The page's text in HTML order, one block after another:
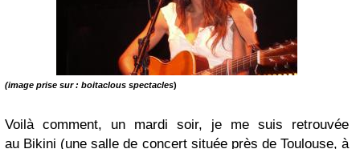
(image prise sur : boitaclous spectacles)
Voilà comment, un mardi soir, je me suis retrouvée
au Bikini (une salle de concert située près de Toulouse, à